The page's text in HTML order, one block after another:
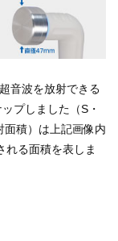
音波を放射できる
プしました（S・
面積）は上記画像内
れる面積を表しま